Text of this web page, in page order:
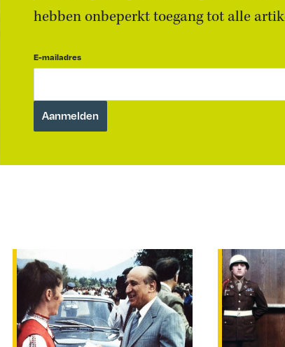
hebben onbeperkt toegang tot alle
E-mailadres